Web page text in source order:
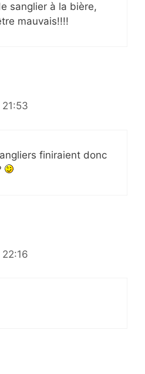
sanglier à la bière,
mauvais!!!!
finiraient donc